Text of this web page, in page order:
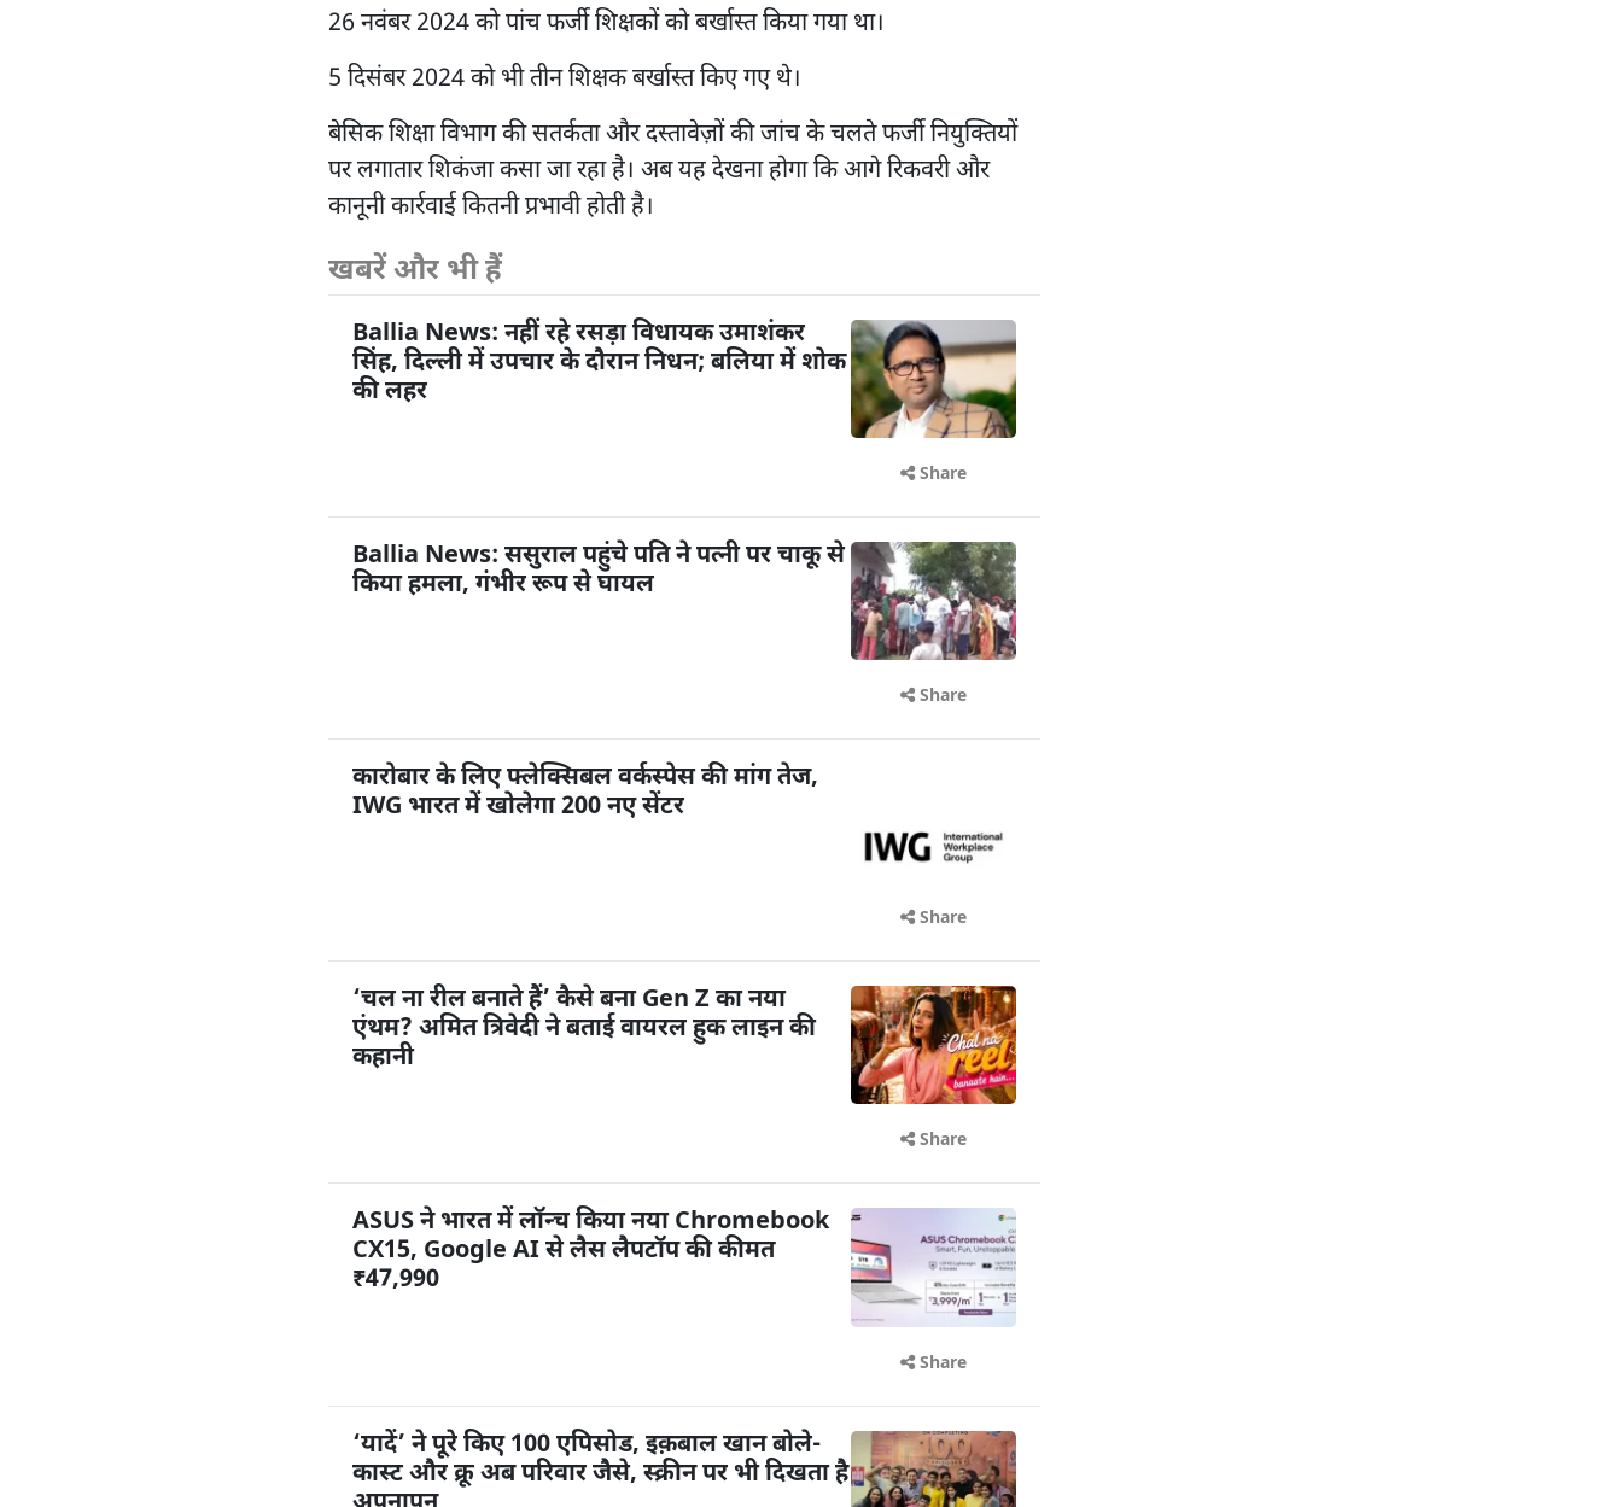
26 नवंबर 2024 को पांच फर्जी शिक्षकों को बर्खास्त किया गया था।
5 दिसंबर 2024 को भी तीन शिक्षक बर्खास्त किए गए थे।
बेसिक शिक्षा विभाग की सतर्कता और दस्तावेज़ों की जांच के चलते फर्जी नियुक्तियों
पर लगातार शिकंजा कसा जा रहा है। अब यह देखना होगा कि आगे रिकवरी और
कानूनी कार्रवाई कितनी प्रभावी होती है।
खबरें और भी हैं
Ballia News: नहीं रहे रसड़ा विधायक उमाशंकर
सिंह, दिल्ली में उपचार के दौरान निधन; बलिया में शोक
की लहर
Share
Ballia News: ससुराल पहुंचे पति ने पत्नी पर चाकू से
किया हमला, गंभीर रूप से घायल
Share
कारोबार के लिए फ्लेक्सिबल वर्कस्पेस की मांग तेज,
IWG भारत में खोलेगा 200 नए सेंटर
Share
‘चल ना रील बनाते हैं’ कैसे बना Gen Z का नया
एंथम? अमित त्रिवेदी ने बताई वायरल हुक लाइन की
कहानी
Share
ASUS ने भारत में लॉन्च किया नया Chromebook
CX15, Google AI से लैस लैपटॉप की कीमत
₹47,990
Share
‘यादें’ ने पूरे किए 100 एपिसोड, इक़बाल खान बोले-
कास्ट और क्रू अब परिवार जैसे, स्क्रीन पर भी दिखता है